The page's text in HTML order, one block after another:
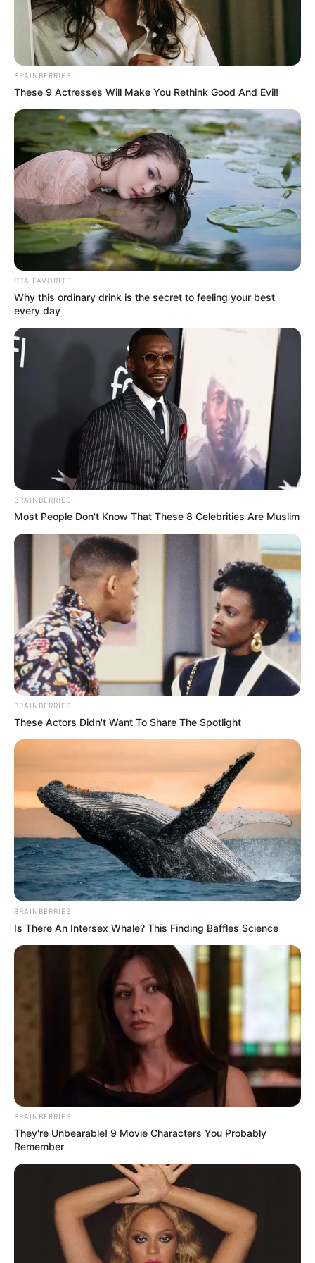
Cortesía.
Crimen en Andes: Joven perdió la vida luego de ser
atacado por un sicario en zona urbana
Por:Yuli Metaute Londoño
COMPARTIR
UNIRSE AL CANAL DE WHATSAPP
Un joven de 21 años muerto y una mujer herida
es el
saldo de una balacera que se registró en las últimas
horas en el municipio de Andes, Suroeste antioqueño
confirmó la Policía de Antioquia.
Le puede interesar:
Helicóptero se accidentó en
restaurante de Manrique
El hecho se registró en el barrio San Pedro, sector El
Preventorio, según información suministrada por testigos,
el victimario accionó su arma varias veces contra la
víctima, quien habría recibido al menos un disparo en la
cabeza,siendo remitida inmediatamente al hospital San
Rafael de este municipio y posteriormente a la clínica
Manuel Uribe Ángel del municipio de Envigado, donde
falleció.
En el hecho también resultó herida una mujer que se
encontraba en la zona
en centro asistencial.
efectivos de la Policía capturaron a
quien sería el homicida en el sector Los Tubos,hasta el
momento se desconocen las motivaciones para el ataque
Es importante mencionar que,este se configura como el
el municipio de Andes.
En más hechos noticiosos
Personería atiende a periodista que salió de Segovia por
amenazas de grupos ilegales
BRAINBERRIES
These 9 Actresses Will Make You Rethink Good And Evil!
CTA FAVORITE
Why this ordinary drink is the secret to feeling your best
every day
BRAINBERRIES
Most People Don't Know That These 8 Celebrities Are Muslim
BRAINBERRIES
These Actors Didn't Want To Share The Spotlight
BRAINBERRIES
Is There An Intersex Whale? This Finding Baffles Science
BRAINBERRIES
They're Unbearable! 9 Movie Characters You Probably
Remember